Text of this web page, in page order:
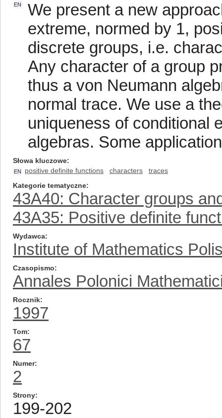
EN
We present a new
extreme, normed by 1,
discrete groups, i.e.
Any character of a group
thus a von Neumann
normal trace. We use a
uniqueness of conditional
algebras. Some
Słowa kluczowe
EN positive definite functions characters
traces
Kategorie tematyczne
43A40: Character groups
43A35: Positive definite
Wydawca
Institute of Mathematics
Czasopismo
Annales Polonici
Rocznik
1997
Tom
67
Numer
2
Strony
199-202